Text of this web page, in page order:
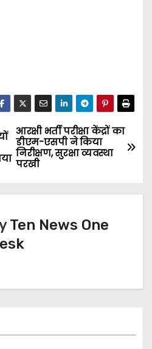
आरक्षी भर्ती परीक्षा केंद्रों का
डीएम-एसपी ने किया
निरीक्षण, सुरक्षा व्यवस्था
परखी
Ten News One